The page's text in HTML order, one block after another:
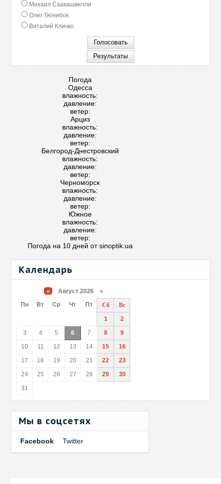
Михаил Саакашвилли
Олег Тягнибок
Виталий Кличко
Погода
Одесса
влажность:
давление:
ветер:
Арциз
влажность:
давление:
ветер:
Белгород-Днестровский
влажность:
давление:
ветер:
Черноморск
влажность:
давление:
ветер:
Южное
влажность:
давление:
ветер:
Погода на 10 дней отsinoptik.ua
Календарь
« Август 2026 »
Пн
Вт Ср Чт Пт Сб
Вс
1
2
3
4 5 6 7 8
9
10
11 12 13 14 15
16
17
18 19 20 21 22
23
24
25 26 27 28 29
30
31
Мы в соцсетях
Facebook Twitter